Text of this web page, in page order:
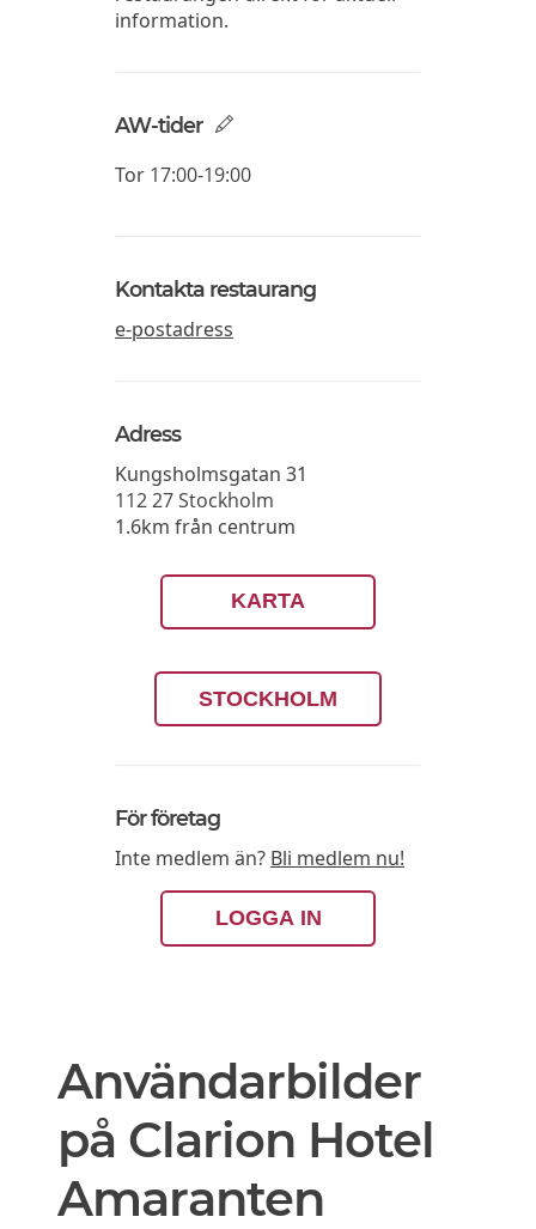
information.
AW-tider
Tor 17:00-19:00
Kontakta restaurang
e-postadress
Adress
Kungsholmsgatan 31
112 27Stockholm
1.6km från centrum
KARTA
STOCKHOLM
För företag
Inte medlem än? Bli medlem nu!
LOGGA IN
Användarbilder
på Clarion Hotel
Amaranten